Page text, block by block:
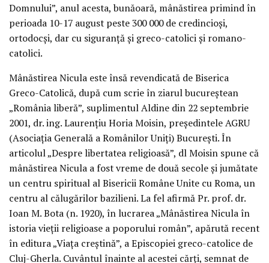
Domnului”, anul acesta, bunăoară, mânăstirea primind în
perioada 10-17 august peste 300 000 de credincioşi,
ortodocşi, dar cu siguranţă şi greco-catolici şi romano-
catolici.
Mânăstirea Nicula este însă revendicată de Biserica
Greco-Catolică, după cum scrie în ziarul bucureştean
„România liberă”, suplimentul Aldine din 22 septembrie
2001, dr. ing. Laurenţiu Horia Moisin, preşedintele AGRU
(Asociaţia Generală a Românilor Uniţi) Bucureşti. În
articolul „Despre libertatea religioasă”, dl Moisin spune că
mânăstirea Nicula a fost vreme de două secole şi jumătate
un centru spiritual al Bisericii Române Unite cu Roma, un
centru al călugărilor bazilieni. La fel afirmă Pr. prof. dr.
Ioan M. Bota (n. 1920), în lucrarea „Mânăstirea Nicula în
istoria vieţii religioase a poporului român”, apărută recent
în editura „Viaţa creştină”, a Episcopiei greco-catolice de
Cluj-Gherla. Cuvântul înainte al acestei cărţi, semnat de